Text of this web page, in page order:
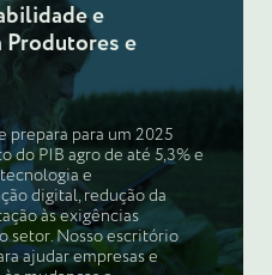
e
e
prepara para um 2025
do PIB agro de até 5,3% e
e
digital, redução da
às exigências
setor. Nosso escritório
ajudar empresas e